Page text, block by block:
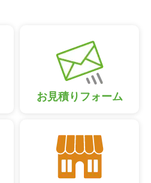
お見積りフォーム